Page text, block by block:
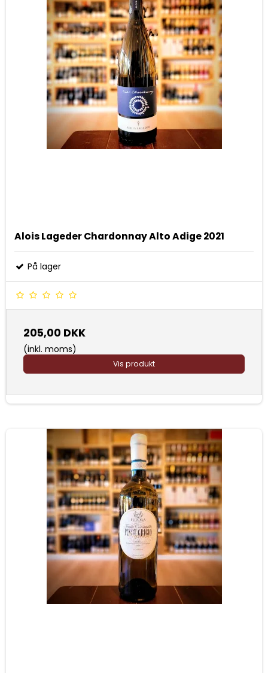
Alois Lageder Chardonnay Alto Adige 2021
På lager
205,00 DKK
(inkl. moms)
Vis produkt